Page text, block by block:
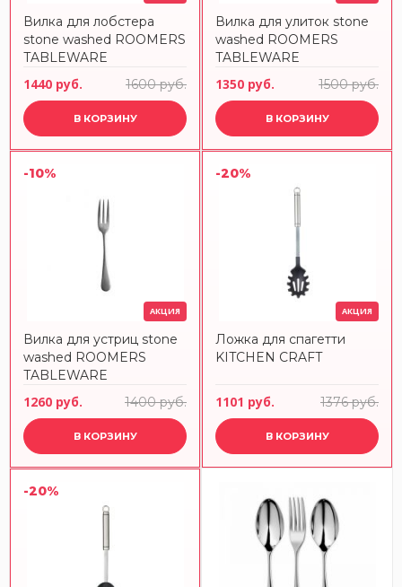
Вилка для лобстера
stone washed ROOMERS
TABLEWARE
1440 руб. 1600 руб.
В КОРЗИНУ
Вилка для улиток stone
washed ROOMERS
TABLEWARE
1350 руб. 1500 руб.
В КОРЗИНУ
-10%
АКЦИЯ
Вилка для устриц stone
washed ROOMERS
TABLEWARE
1260 руб. 1400 руб.
В КОРЗИНУ
-20%
АКЦИЯ
Ложка для спагетти
KITCHEN CRAFT
1101 руб. 1376 руб.
В КОРЗИНУ
-20%